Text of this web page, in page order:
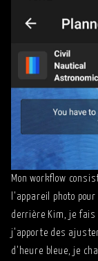
Mon workflow
l'appareil photo
derrière Kim, je
j'apporte des
d'heure bleue, je